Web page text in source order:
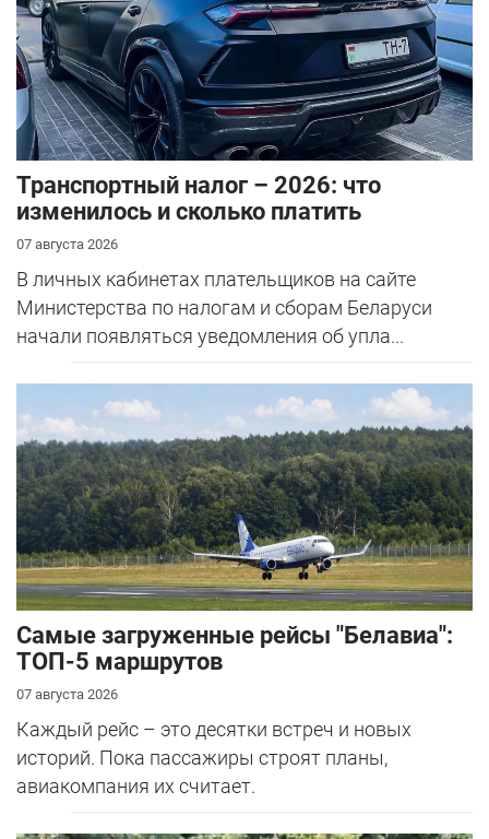
Транспортный налог – 2026: что
изменилось и сколько платить
07 августа 2026
В личных кабинетах плательщиков на сайте
Министерства по налогам и сборам Беларуси
начали появляться уведомления об упла...
Самые загруженные рейсы "Белавиа":
ТОП-5 маршрутов
07 августа 2026
Каждый рейс – это десятки встреч и новых
историй. Пока пассажиры строят планы,
авиакомпания их считает.